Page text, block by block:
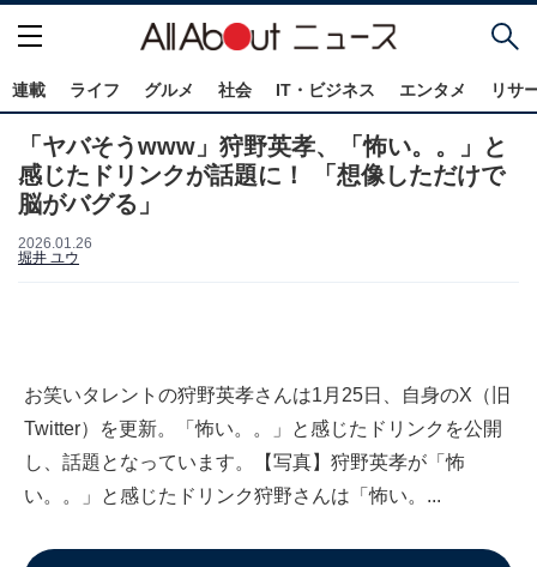
連載 ライフ グルメ 社会 IT・ビジネス エンタメ リサ
「ヤバそうwww」狩野英孝、「怖い。。」と
感じたドリンクが話題に！ 「想像しただけで
脳がバグる」
2026.01.26
堀井 ユウ
お笑いタレントの狩野英孝さんは1月25日、自身のX（旧
Twitter）を更新。「怖い。。」と感じたドリンクを公開
し、話題となっています。【写真】狩野英孝が「怖
い。。」と感じたドリンク狩野さんは「怖い。...